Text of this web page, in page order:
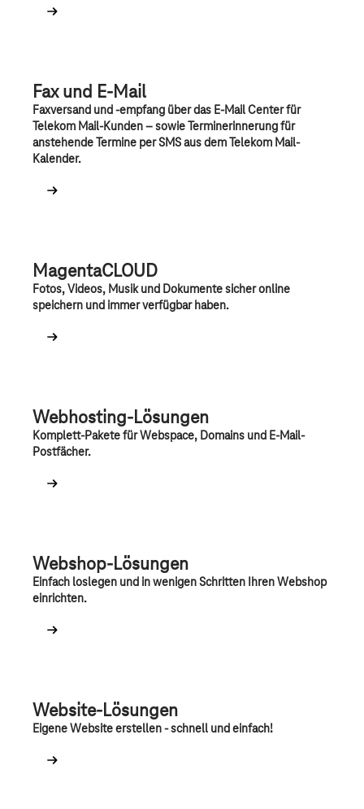
Fax und E-Mail
Faxversand und -empfang über das E-Mail Center für
Telekom Mail-Kunden – sowie Terminerinnerung für
anstehende Termine per SMS aus dem Telekom Mail-
Kalender.
MagentaCLOUD
Fotos, Videos, Musik und Dokumente sicher online
speichern und immer verfügbar haben.
Webhosting-Lösungen
Komplett-Pakete für Webspace, Domains und E-Mail-
Postfächer.
Webshop-Lösungen
Einfach loslegen und in wenigen Schritten Ihren Webshop
einrichten.
Website-Lösungen
Eigene Website erstellen - schnell und einfach!